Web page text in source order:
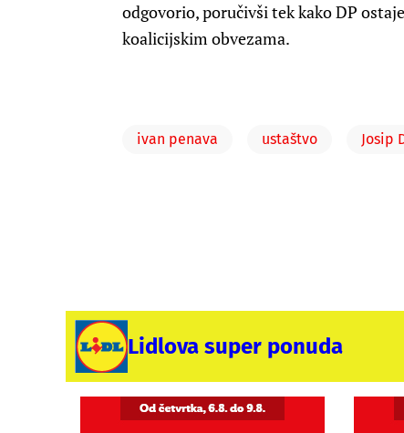
odgovorio, poručivši tek kako DP
koalicijskim obvezama.
ivan penava ustaštvo Josip
Lidlova super ponuda